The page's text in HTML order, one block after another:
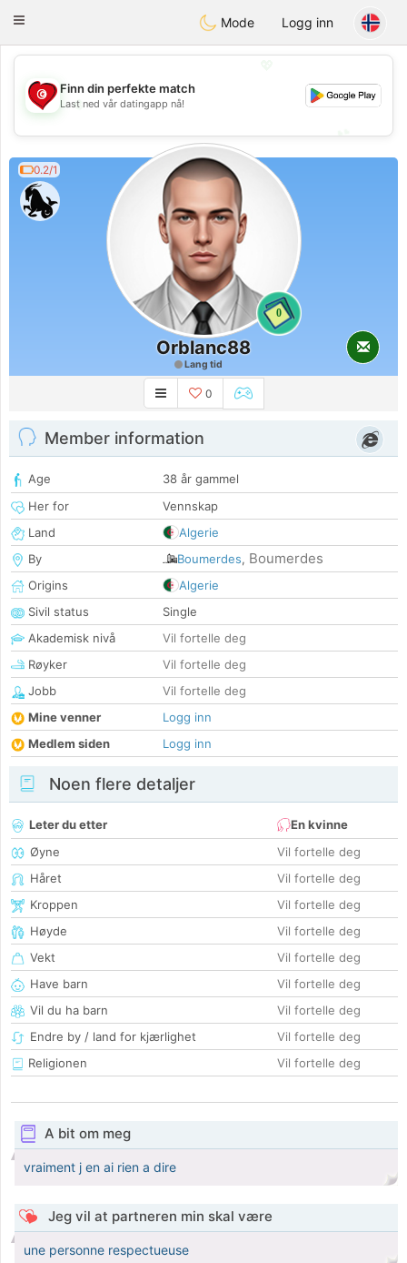
Tunisia Dating
Toggle
Mode Logg inn
💖
💕
Finn din perfekte match
Last ned vår datingapp nå!
0.2/1
0
Orblanc88
Lang tid
0
Member information
Age
38 år gammel
Her for
Vennskap
Land
Algerie
By
Boumerdes, Boumerdes
Origins
Algerie
Sivil status
Single
Akademisk nivå
Vil fortelle deg
Røyker
Vil fortelle deg
Jobb
Vil fortelle deg
Mine venner
Logg inn
Medlem siden
Logg inn
Noen flere detaljer
Leter du etter
En kvinne
Øyne
Vil fortelle deg
Håret
Vil fortelle deg
Kroppen
Vil fortelle deg
Høyde
Vil fortelle deg
Vekt
Vil fortelle deg
Have barn
Vil fortelle deg
Vil du ha barn
Vil fortelle deg
Endre by / land for kjærlighet
Vil fortelle deg
Religionen
Vil fortelle deg
A bit om meg
vraiment j en ai rien a dire
Jeg vil at partneren min skal være
une personne respectueuse